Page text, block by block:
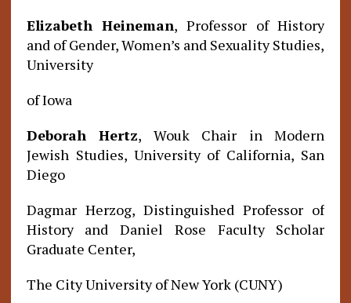
Elizabeth Heineman, Professor of History
and of Gender, Women’s and Sexuality Studies,
University
of Iowa
Deborah Hertz, Wouk Chair in Modern
Jewish Studies, University of California, San
Diego
Dagmar Herzog, Distinguished Professor of
History and Daniel Rose Faculty Scholar
Graduate Center,
The City University of New York (CUNY)